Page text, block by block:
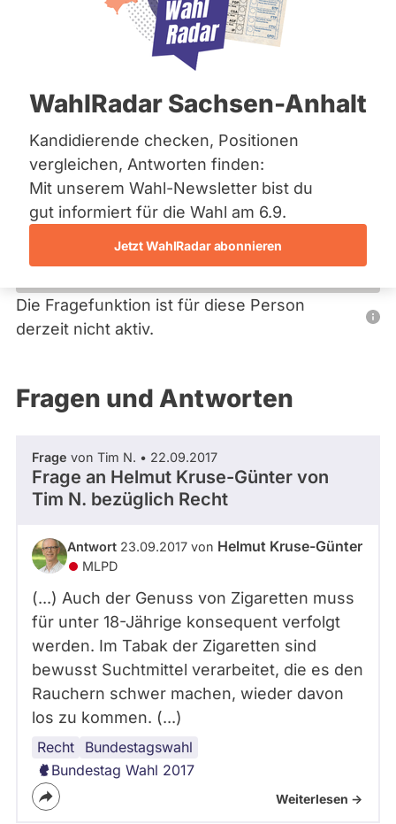
Bremen
Hamburg
Mecklenburg-Vorpommern
Nordrhein-Westfalen
Saarland
Sachsen
Sachsen-Anhalt
Sachsen-Anhalt
Schleswig-Holstein
Thüringen
Archiv
Über uns
WahlRadar Sachsen-Anhalt
Kandidierende checken, Positionen
vergleichen, Antworten finden:
Mit unserem Wahl-Newsletter bist du
gut informiert für die Wahl am 6.9.
Jetzt WahlRadar abonnieren
Reiter
Helmut Kruse-Günter
MLPD
Dieser Politiker hat kein aktuelles und kein zukünftiges
Mandat und keine Direktandidatur auf Landes-, Bundes-
oder EU-Ebene. Mögliche Kandidaturen über eine
Wahlliste werden bei uns nicht erfasst.
Die Fragefunktion ist für diese Person
derzeit nicht aktiv.
Nur
aktiven
oder
Mandaten
können
abgeordnetenwatch
befragt
werden.
Fragen und Antworten
Frage von Tim N. • 22.09.2017
Frage an Helmut Kruse-Günter von
Tim N. bezüglich Recht
Antwort 23.09.2017 von Helmut Kruse-Günter
MLPD
(...) Auch der Genuss von Zigaretten muss
für unter 18-Jährige konsequent verfolgt
werden. Im Tabak der Zigaretten sind
bewusst Suchtmittel verarbeitet, die es den
Rauchern schwer machen, wieder davon
los zu kommen. (...)
Recht Bundestagswahl
Drogenpolitik
Gesundheit
Bundestag Wahl 2017
Weiterlesen ->